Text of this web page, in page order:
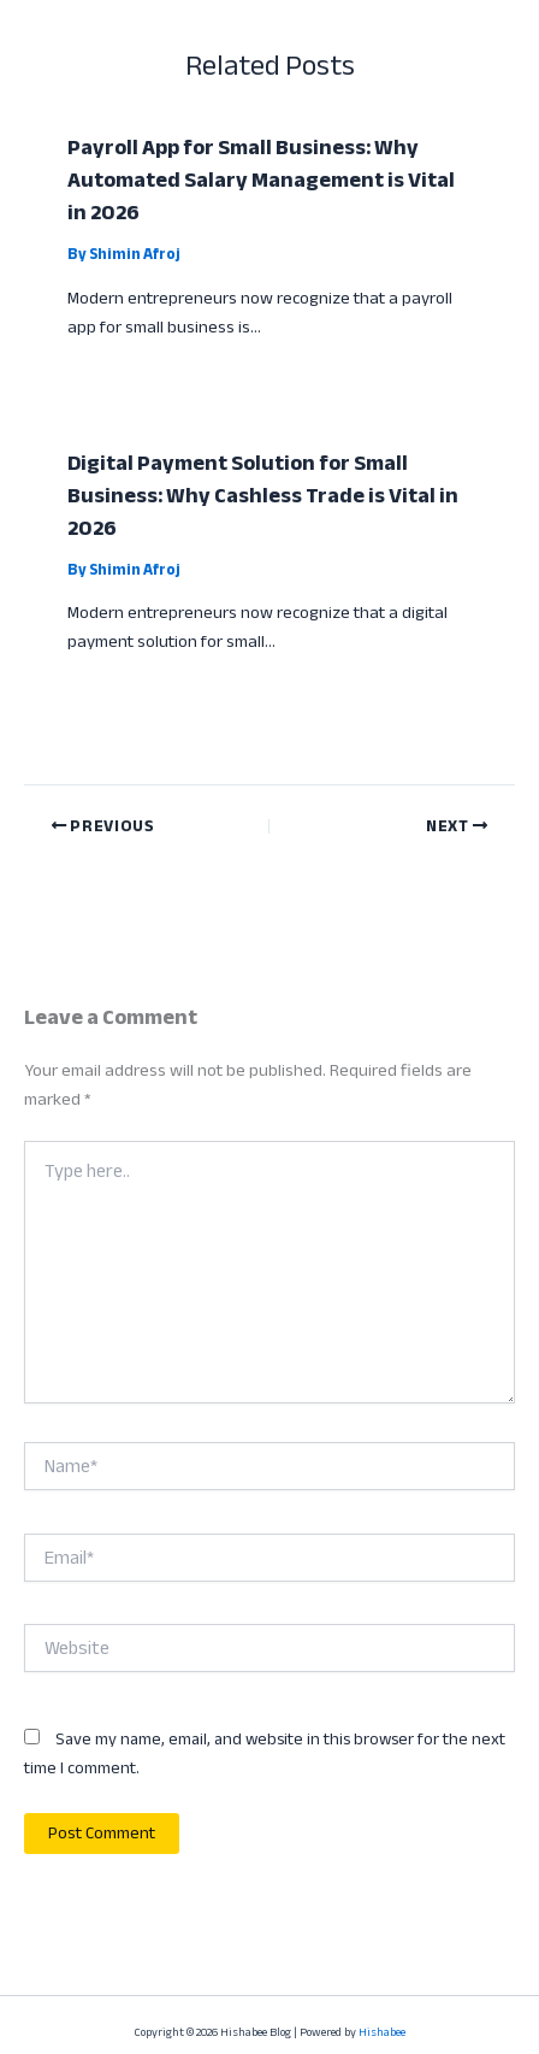
Related Posts
Payroll App for Small Business: Why
Automated Salary Management is Vital
in 2026
ByShimin Afroj
Modern entrepreneurs now recognize that a payroll
app for small business is…
Digital Payment Solution for Small
Business: Why Cashless Trade is Vital in
2026
ByShimin Afroj
Modern entrepreneurs now recognize that a digital
payment solution for small…
PREVIOUS NEXT
Leave a Comment
Your email address will not be published.Required fields are
marked*
Type
here..
Name*
Email*
Website
Save my name, email, and website in this browser for the next
time I comment.
Copyright © 2026 Hishabee Blog | Powered byHishabee